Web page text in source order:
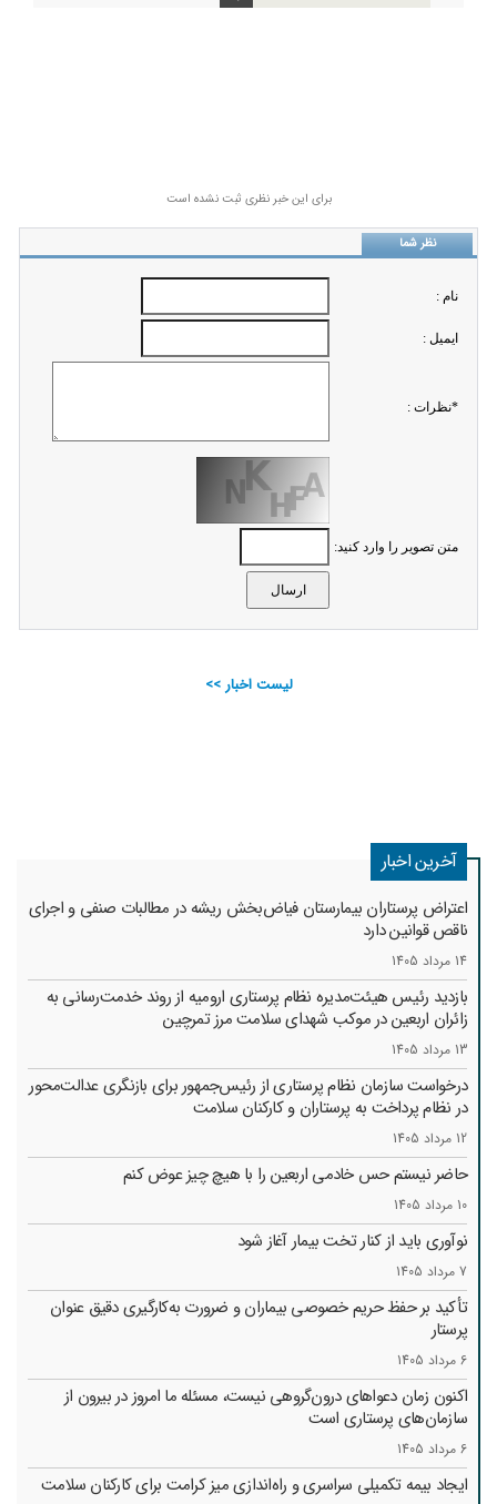
برای این خبر نظری ثبت نشده است
نظر شما
نام :
ايميل :
*نظرات :
متن تصویر را وارد کنید:
لیست اخبار >>
آخرین اخبار
اعتراض پرستاران بیمارستان فیاض‌بخش ریشه در مطالبات صنفی و اجرای
ناقص قوانین دارد
14 مرداد 1405
بازدید رئیس هیئت‌مدیره نظام پرستاری ارومیه از روند خدمت‌رسانی به
زائران اربعین در موکب شهدای سلامت مرز تمرچین
13 مرداد 1405
درخواست سازمان نظام پرستاری از رئیس‌جمهور برای بازنگری عدالت‌محور
در نظام پرداخت به پرستاران و کارکنان سلامت
12 مرداد 1405
حاضر نیستم حس خادمی اربعین را با هیچ چیز عوض کنم
10 مرداد 1405
نوآوری باید از کنار تخت بیمار آغاز شود
7 مرداد 1405
تأکید بر حفظ حریم خصوصی بیماران و ضرورت به‌کارگیری دقیق عنوان
پرستار
6 مرداد 1405
اکنون زمان دعواهای درون‌گروهی نیست، مسئله ما امروز در بیرون از
سازمان‌های پرستاری است
6 مرداد 1405
ایجاد بیمه تکمیلی سراسری و راه‌اندازی میز کرامت برای کارکنان سلامت